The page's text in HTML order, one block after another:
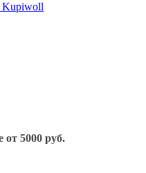
от 5000 руб.